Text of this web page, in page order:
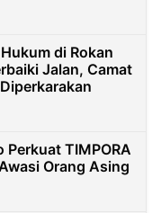
di Rokan
Jalan, Camat
TIMPORA
Orang Asing